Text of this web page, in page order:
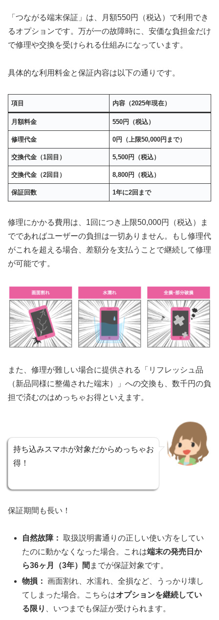
「つながる端末保証」は、月額550円（税込）で利用でき
るオプションです。万が一の故障時に、安価な負担金だけ
で修理や交換を受けられる仕組みになっています。
具体的な利用料金と保証内容は以下の通りです。
項目 内容（2025年現在）
月額料金 550円（税込）
修理代金 0円（上限50,000円まで）
交換代金（1回目） 5,500円（税込）
交換代金（2回目） 8,800円（税込）
保証回数 1年に2回まで
修理にかかる費用は、1回につき上限50,000円（税込）ま
でであればユーザーの負担は一切ありません。もし修理代
がこれを超える場合、差額分を支払うことで継続して修理
が可能です。
また、修理が難しい場合に提供される「リフレッシュ品
（新品同様に整備された端末）」への交換も、数千円の負
担で済むのはめっちゃお得といえます。
持ち込みスマホが対象だからめっちゃお
得！
保証期間も長い！
自然故障： 取扱説明書通りの正しい使い方をしてい
たのに動かなくなった場合。これは端末の発売日か
ら36ヶ月（3年）間 までが保証対象です。
物損： 画面割れ、水濡れ、全損など、うっかり壊し
てしまった場合。こちらはオプションを継続してい
る限り
、いつまでも保証が受けられます。